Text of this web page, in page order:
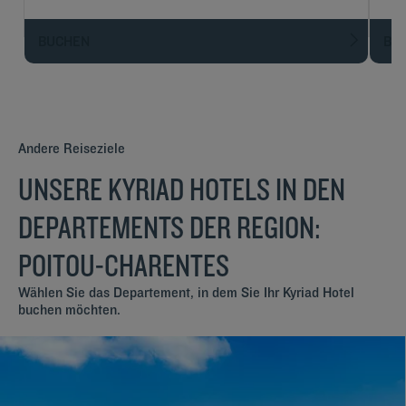
Andere Reiseziele
UNSERE KYRIAD HOTELS IN DEN
DEPARTEMENTS DER REGION:
POITOU-CHARENTES
Wählen Sie das Departement, in dem Sie Ihr Kyriad Hotel
buchen möchten.